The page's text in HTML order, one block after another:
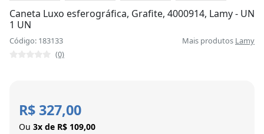
Caneta Luxo esferográfica, Grafite, 4000914, Lamy - UN
1 UN
Código: 183133 Mais produtos Lamy
(0)
R$ 327,00
Ou 3x de R$ 109,00